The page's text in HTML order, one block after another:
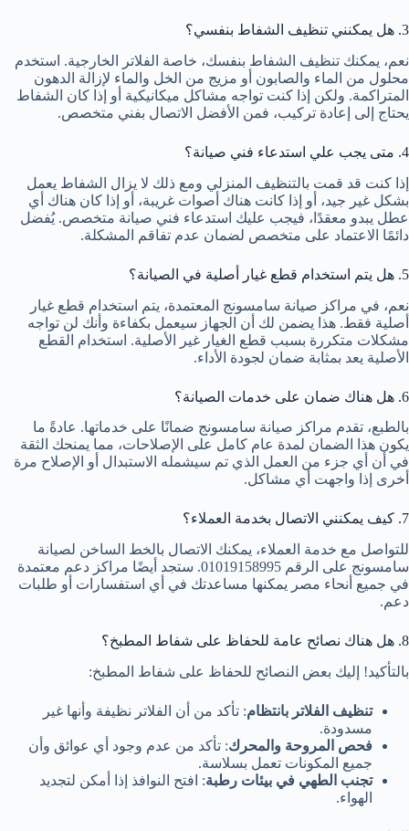
3. هل يمكنني تنظيف الشفاط بنفسي؟
نعم، يمكنك تنظيف الشفاط بنفسك، خاصة الفلاتر الخارجية. استخدم
محلول من الماء والصابون أو مزيج من الخل والماء لإزالة الدهون
المتراكمة. ولكن إذا كنت تواجه مشاكل ميكانيكية أو إذا كان الشفاط
يحتاج إلى إعادة تركيب، فمن الأفضل الاتصال بفني متخصص.
4. متى يجب علي استدعاء فني صيانة؟
إذا كنت قد قمت بالتنظيف المنزلي ومع ذلك لا يزال الشفاط يعمل
بشكل غير جيد، أو إذا كانت هناك أصوات غريبة، أو إذا كان هناك أي
عطل يبدو معقدًا، فيجب عليك استدعاء فني صيانة متخصص. يُفضل
دائمًا الاعتماد على متخصص لضمان عدم تفاقم المشكلة.
5. هل يتم استخدام قطع غيار أصلية في الصيانة؟
نعم، في مراكز صيانة سامسونج المعتمدة، يتم استخدام قطع غيار
أصلية فقط. هذا يضمن لك أن الجهاز سيعمل بكفاءة وأنك لن تواجه
مشكلات متكررة بسبب قطع الغيار غير الأصلية. استخدام القطع
الأصلية يعد بمثابة ضمان لجودة الأداء.
6. هل هناك ضمان على خدمات الصيانة؟
بالطبع، تقدم مراكز صيانة سامسونج ضمانًا على خدماتها. عادةً ما
يكون هذا الضمان لمدة عام كامل على الإصلاحات، مما يمنحك الثقة
في أن أي جزء من العمل الذي تم سيشمله الاستبدال أو الإصلاح مرة
أخرى إذا واجهت أي مشاكل.
7. كيف يمكنني الاتصال بخدمة العملاء؟
للتواصل مع خدمة العملاء، يمكنك الاتصال بالخط الساخن لصيانة
سامسونج على الرقم 01019158995. ستجد أيضًا مراكز دعم معتمدة
في جميع أنحاء مصر يمكنها مساعدتك في أي استفسارات أو طلبات
دعم.
8. هل هناك نصائح عامة للحفاظ على شفاط المطبخ؟
بالتأكيد! إليك بعض النصائح للحفاظ على شفاط المطبخ:
تنظيف الفلاتر بانتظام: تأكد من أن الفلاتر نظيفة وأنها غير
مسدودة.
فحص المروحة والمحرك: تأكد من عدم وجود أي عوائق وأن
جميع المكونات تعمل بسلاسة.
تجنب الطهي في بيئات رطبة: افتح النوافذ إذا أمكن لتجديد
الهواء.